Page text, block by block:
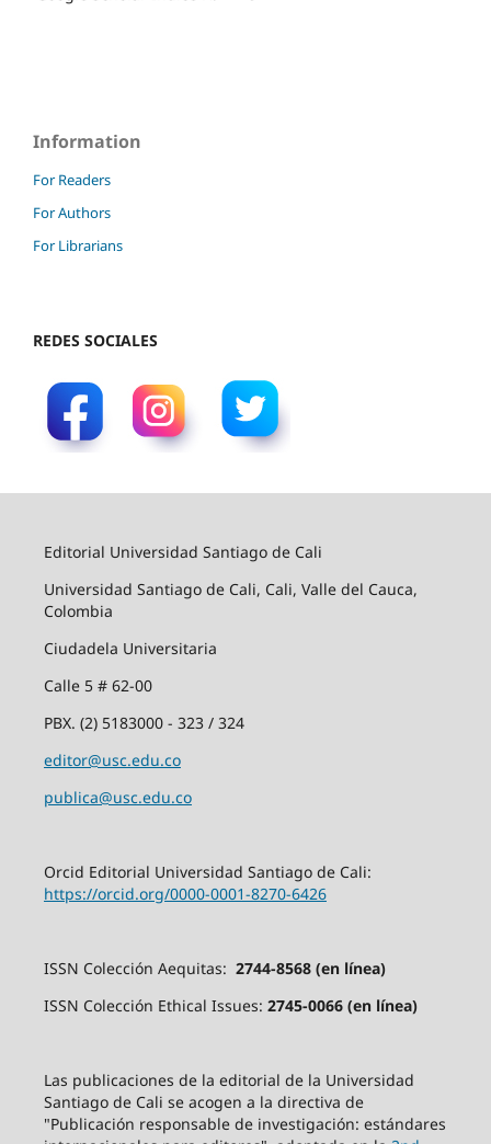
Information
For Readers
For Authors
For Librarians
REDES SOCIALES
Editorial Universidad Santiago de Cali
Universidad Santiago de Cali, Cali, Valle del Cauca,
Colombia
Ciudadela Universitaria
Calle 5 # 62-00
PBX. (2) 5183000 - 323 / 324
editor@usc.edu.co
publica@usc.edu.co
Orcid Editorial Universidad Santiago de Cali:
https://orcid.org/0000-0001-8270-6426
ISSN Colección Aequitas: 2744-8568 (en línea)
ISSN Colección Ethical Issues: 2745-0066 (en línea)
Las publicaciones de la editorial de la Universidad
Santiago de Cali se acogen a la directiva de
"Publicación responsable de investigación: estándares